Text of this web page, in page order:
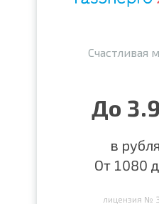
Счастливая
До
в
От 1080
лицензия №